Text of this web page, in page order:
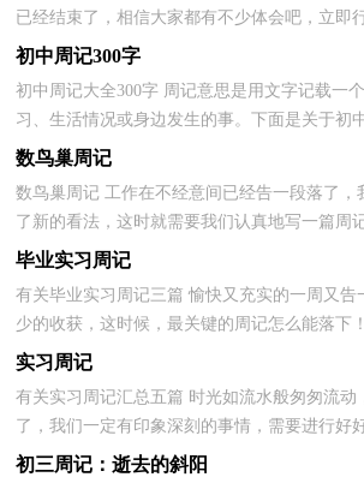
已经结束了，相信大家都有不少体会吧，立即
吧。快来参考周记是怎么写的吧，以下是小编
初中周记300字
初中周记大全300字 周记意思是用文字记载一
习、生活情况或身边发生的事。下面是关于初
容，欢迎阅读！ 【篇一：秦皇岛】我记得上
数鸟巢周记
数鸟巢周记 工作在不经意间已经告一段落了，
了新的看法，这时就需要我们认真地写一篇周
应该是什么样的？下面是小编为大家整理的数
毕业实习周记
有关毕业实习周记三篇 愉快又充实的一周又告
少的收获，这时候，最关键的周记怎么能落下
记很难写吧，以下是小编帮大家整理的毕业实
实习周记
有关实习周记汇总五篇 时光如流水般匆匆流动
了，我们一定有印象深刻的事情，需要进行好
记里了。为了让您不再为写周记头疼，下面是
初三周记：逝去的斜阳